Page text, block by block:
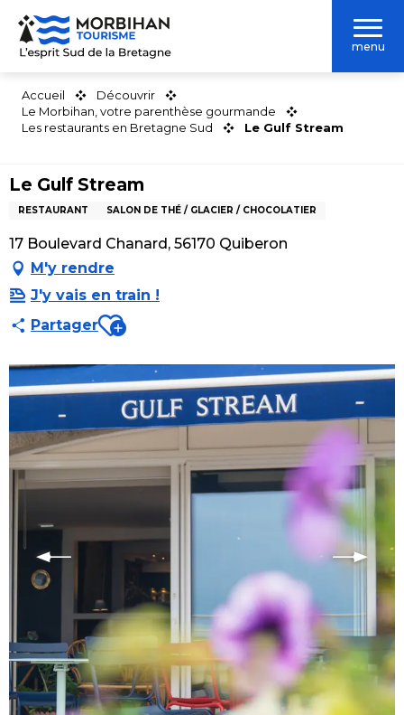
Aller
contenu
menu
Accueil
Découvrir
Le Morbihan, votre parenthèse gourmande
Les restaurants en Bretagne Sud
Le Gulf Stream
Le Gulf Stream
RESTAURANT SALON DE THÉ / GLACIER / CHOCOLATIER
17 Boulevard Chanard, 56170 Quiberon
M'y rendre
J'y vais en train !
PartagerAjouter aux favoris